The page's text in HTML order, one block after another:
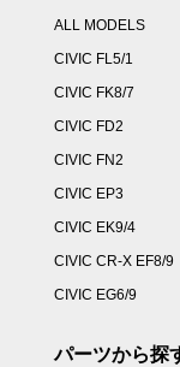
ALL MODELS
CIVIC FL5/1
CIVIC FK8/7
CIVIC FD2
CIVIC FN2
CIVIC EP3
CIVIC EK9/4
CIVIC CR-X EF8/9
CIVIC EG6/9
パーツから探